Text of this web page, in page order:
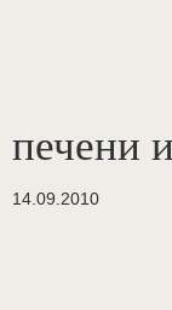
печени
14.09.2010